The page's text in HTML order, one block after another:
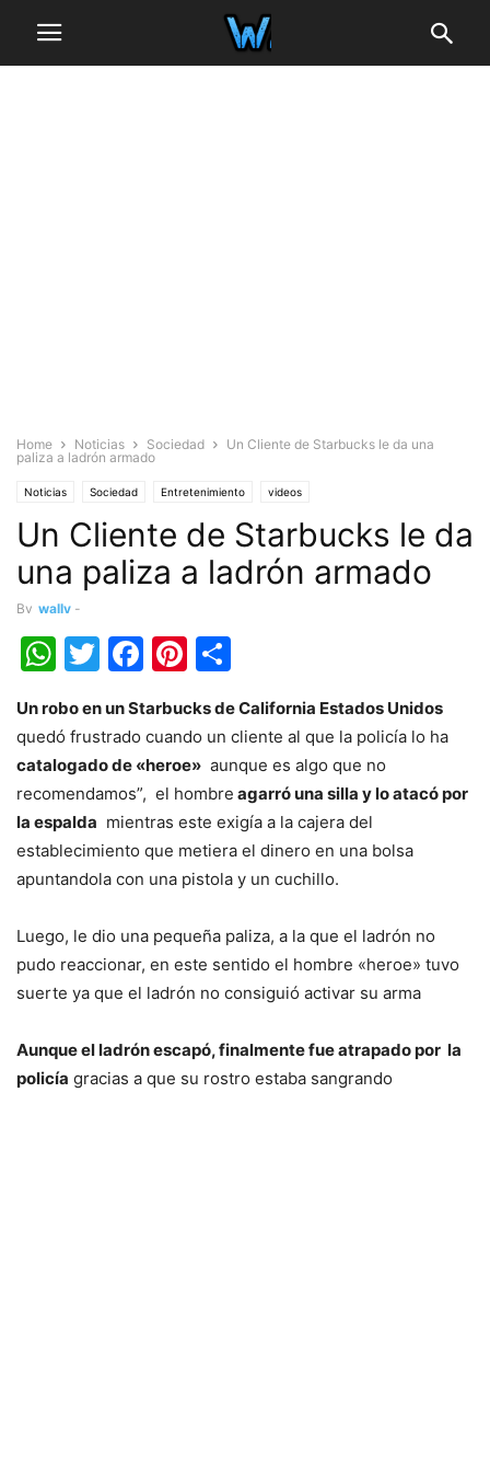
Home Noticias Sociedad
Un Cliente de Starbucks le da una
paliza a ladrón armado
Noticias Sociedad Entretenimiento videos
Un Cliente de Starbucks le da
una paliza a ladrón armado
By wally -
WhatsApp
Twitter
Facebook
Pinterest
Un robo en un Starbucks de California Estados Unidos
quedó frustrado cuando un cliente al que la policía lo ha
catalogado de «heroe» aunque es algo que no
recomendamos”, el hombre agarró una silla y lo atacó por
la espalda mientras este exigía a la cajera del
establecimiento que metiera el dinero en una bolsa
apuntandola con una pistola y un cuchillo.
Luego, le dio una pequeña paliza, a la que el ladrón no
pudo reaccionar, en este sentido el hombre «heroe» tuvo
suerte ya que el ladrón no consiguió activar su arma
Aunque el ladrón escapó, finalmente fue atrapado por la
policía gracias a que su rostro estaba sangrando